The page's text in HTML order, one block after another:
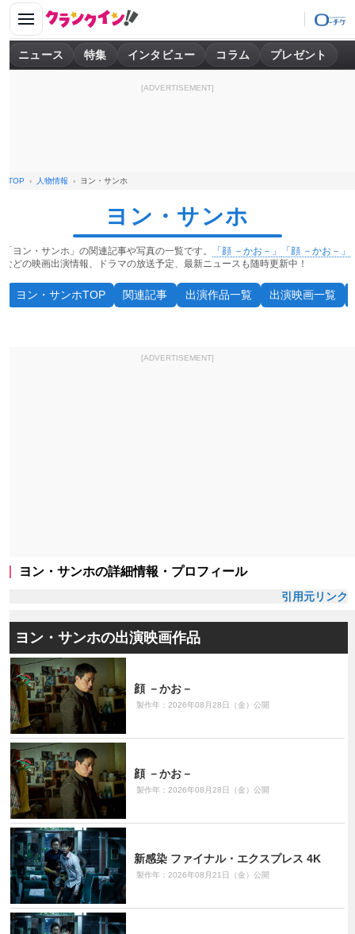
ニュース 特集 インタビュー コラム プレゼント
[ADVERTISEMENT]
TOP 人物情報 ヨン・サンホ
ヨン・サンホ
「ヨン・サンホ」の関連記事や写真の一覧です。 「顔 －かお－」
「顔 －かお－」
などの映画出演情報、ドラマの放送予定、最新ニュースも随時更新中！
ヨン・サンホTOP 関連記事 出演作品一覧 出演映画一覧
[ADVERTISEMENT]
ヨン・サンホの詳細情報・プロフィール
引用元リンク
ヨン・サンホの出演映画作品
顔 －かお－
製作年：2026年08月28日（金）公開
顔 －かお－
製作年：2026年08月28日（金）公開
新感染 ファイナル・エクスプレス 4K
製作年：2026年08月21日（金）公開